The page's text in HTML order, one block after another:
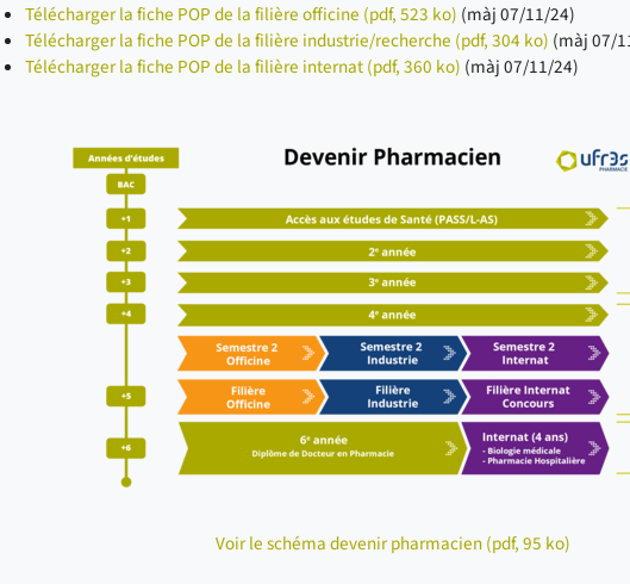
Télécharger la fiche POP de la filière officine (pdf, 523 ko) (màj 07/11/24)
Télécharger la fiche POP de la filière industrie/recherche (pdf, 304 ko) (màj 07/
Télécharger la fiche POP de la filière internat (pdf, 360 ko) (màj 07/11/24)
Voir le schéma devenir pharmacien (pdf, 95 ko)